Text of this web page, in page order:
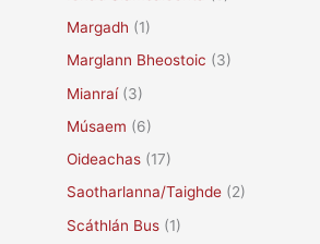
Margadh (1)
Marglann Bheostoic (3)
Mianraí(3)
Músaem (6)
Oideachas (17)
Saotharlanna/Taighde (2)
Scáthlán Bus (1)